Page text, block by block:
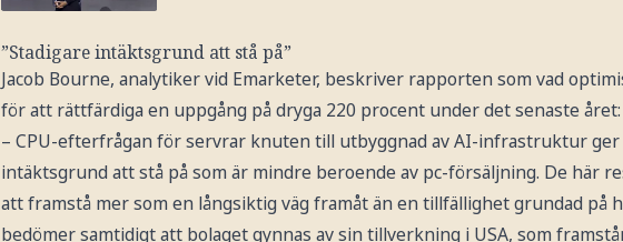
”Stadigare intäktsgrund att stå på”
Jacob Bourne, analytiker vid Emarketer, beskriver rapporten som vad
för att rättfärdiga en uppgång på dryga 220 procent under det senaste året:
– CPU-efterfrågan för servrar knuten till utbyggnad av AI-infrastruktur
intäktsgrund att stå på som är mindre beroende av pc-försäljning. De här
att framstå mer som en långsiktig väg framåt än en tillfällighet grundad på
bedömer samtidigt att bolaget gynnas av sin tillverkning i USA, som